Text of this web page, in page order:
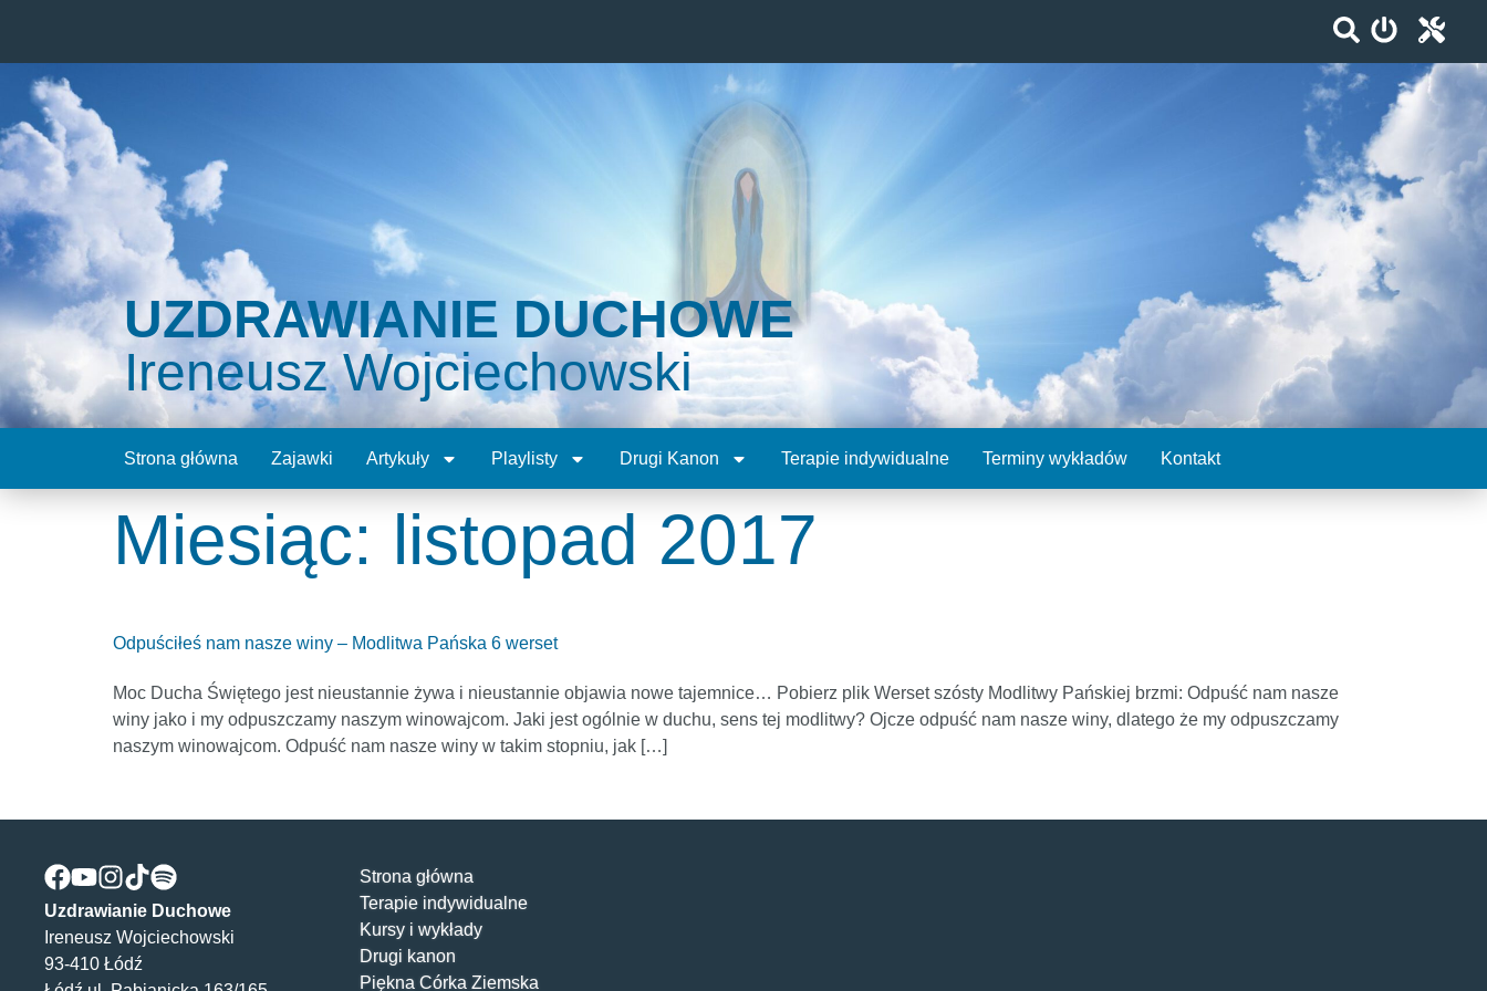
UZDRAWIANIE DUCHOWE
Ireneusz Wojciechowski
Strona główna Zajawki Artykuły Playlisty Drugi Kanon Terapie indywidualne Terminy wykładów Kontakt
Miesiąc: listopad 2017
Odpuściłeś nam nasze winy – Modlitwa Pańska 6 werset
Moc Ducha Świętego jest nieustannie żywa i nieustannie objawia nowe tajemnice… Pobierz plik Werset szósty Modlitwy Pańskiej brzmi: Odpuść nam nasze
winy jako i my odpuszczamy naszym winowajcom. Jaki jest ogólnie w duchu, sens tej modlitwy? Ojcze odpuść nam nasze winy, dlatego że my odpuszczamy
naszym winowajcom. Odpuść nam nasze winy w takim stopniu, jak […]
Uzdrawianie Duchowe
Ireneusz Wojciechowski
93-410 Łódź
Strona główna
Terapie indywidualne
Kursy i wykłady
Drugi kanon
Piękna Córka Ziemska